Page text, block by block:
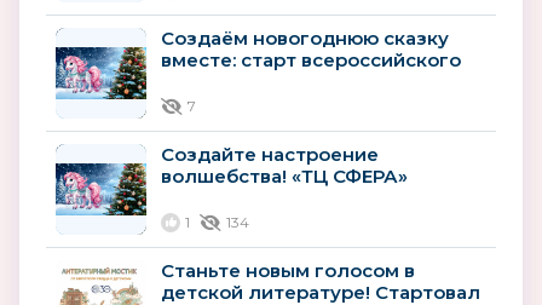
Создаём новогоднюю сказку
вместе: старт всероссийского
новогоднего...
7
Создайте настроение
волшебства! «ТЦ СФЕРА»
конкурс новогоднего...
1 134
Станьте новым голосом в
детской литературе! Стартовал